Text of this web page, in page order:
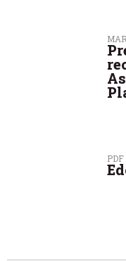
PDF